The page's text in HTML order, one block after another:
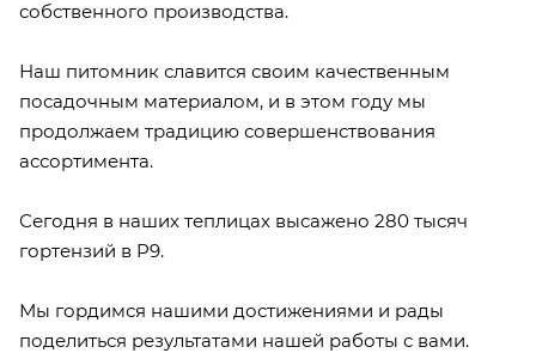
собственного производства.
Наш питомник славится своим качественным
посадочным материалом, и в этом году мы
продолжаем традицию совершенствования
ассортимента.
Сегодня в наших теплицах высажено 280 тысяч
гортензий в P9.
Мы гордимся нашими достижениями и рады
поделиться результатами нашей работы с вами.